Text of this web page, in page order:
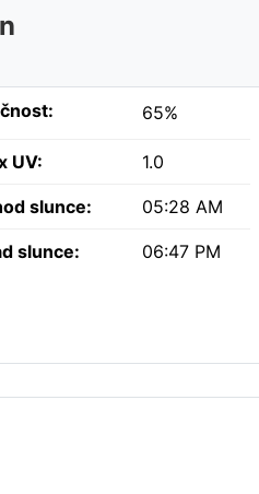
65%
UV: 1.0
slunce: 05:28 AM
slunce: 06:47 PM